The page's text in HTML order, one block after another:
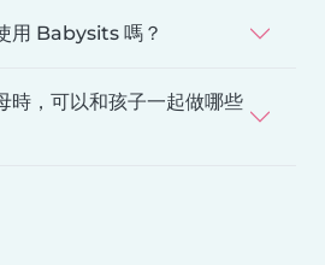
用 Babysits 嗎？
時，可以和孩子一起做哪些